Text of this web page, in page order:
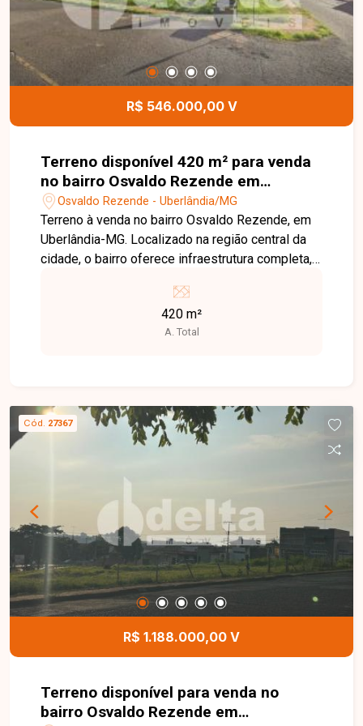
R$ 546.000,00 V
Terreno disponível 420 m² para venda
no bairro Osvaldo Rezende em
Uberlândia-MG
Osvaldo Rezende - Uberlândia/MG
Terreno à venda no bairro Osvaldo Rezende, em
Uberlândia-MG. Localizado na região central da
cidade, o bairro oferece infraestrutura completa,
eficiente e coleta de lixo regular. Além disso,
conta com escolas, unidades de saúde, comércio
variado e áreas verdes, proporcionando
a mobilidade para outras regiões. Ideal para
investidores e construtores que buscam um local
420 m²
A. Total
Cód. 27367
R$ 1.188.000,00 V
Terreno disponível para venda no
bairro Osvaldo Rezende em